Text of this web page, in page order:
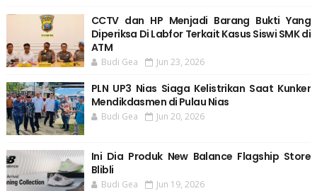
CCTV dan HP Menjadi Barang Bukti Yang
Diperiksa Di Labfor Terkait Kasus Siswi SMK di
ATM
Budi Gea Jun 23, 2026
PLN UP3 Nias Siaga Kelistrikan Saat Kunker
Mendikdasmen di Pulau Nias
Budi Gea Jun 20, 2026
Ini Dia Produk New Balance Flagship Store
Blibli
Budi Gea Jun 19, 2026